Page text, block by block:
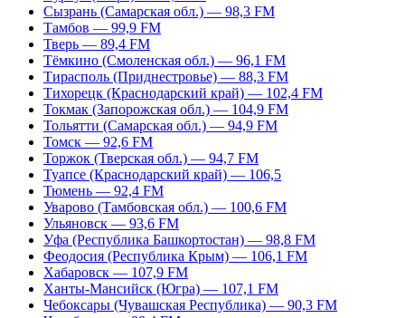
Сызрань (Самарская обл.) — 98,3 FM
Тамбов — 99,9 FM
Тверь — 89,4 FM
Тёмкино (Смоленская обл.) — 96,1 FM
Тирасполь (Приднестровье) — 88,3 FM
Тихорецк (Краснодарский край) — 102,4 FM
Токмак (Запорожская обл.) — 104,9 FM
Тольятти (Самарская обл.) — 94,9 FM
Томск — 92,6 FM
Торжок (Тверская обл.) — 94,7 FM
Туапсе (Краснодарский край) — 106,5
Тюмень — 92,4 FM
Уварово (Тамбовская обл.) — 100,6 FM
Ульяновск — 93,6 FM
Уфа (Республика Башкортостан) — 98,8 FM
Феодосия (Республика Крым) — 106,1 FM
Хабаровск — 107,9 FM
Ханты-Мансийск (Югра) — 107,1 FM
Чебоксары (Чувашская Республика) — 90,3 FM